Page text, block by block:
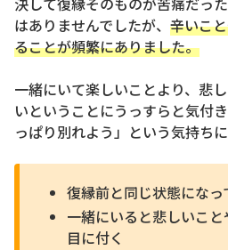
はありませんでしたが、 辛いこ
ることが頻繁にありました。
一緒にいて楽しいことより、悲
いということにうっすらと気付
っぱり別れよう」という気持ちに
復縁前と同じ状態になっ
一緒にいると悲しいこ
目に付く